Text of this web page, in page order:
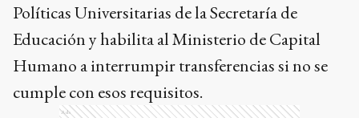
Políticas Universitarias de la Secretaría de
Educación y habilita al Ministerio de Capital
Humano a interrumpir transferencias si no se
cumple con esos requisitos.
Ads